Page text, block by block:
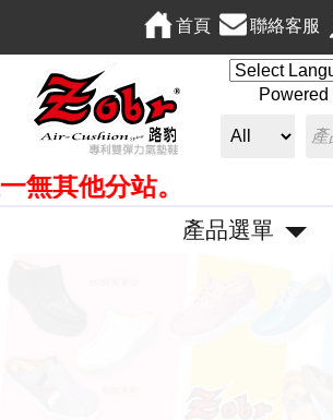
聯絡客服
首頁
Powered
他分站。
產品選單